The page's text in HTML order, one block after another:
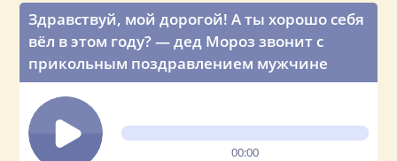
Здравствуй, мой дорогой! А ты хорошо себя
вёл в этом году? — дед Мороз звонит с
прикольным поздравлением мужчине
00:00